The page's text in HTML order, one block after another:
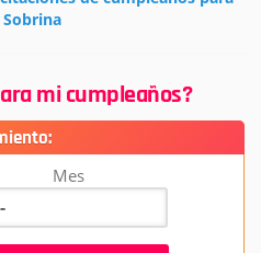
mi cumpleaños?
Mes